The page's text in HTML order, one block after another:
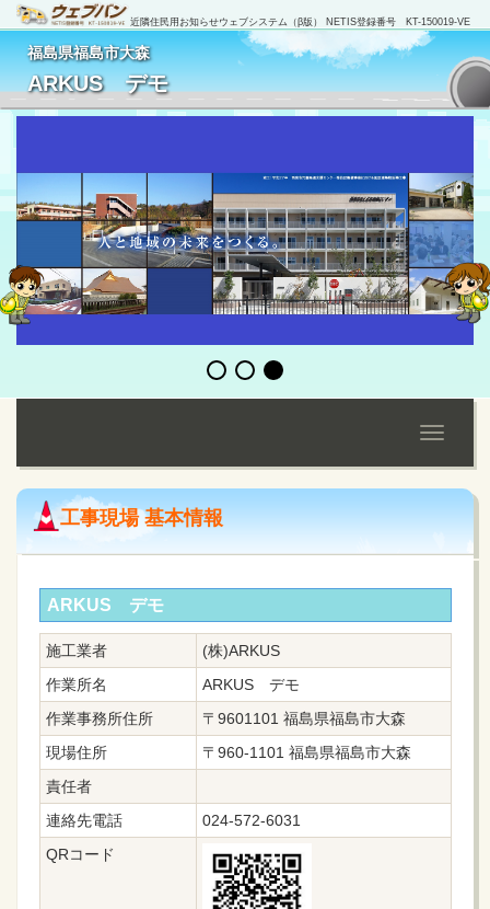
近隣住民用お知らせウェブシステム（β版） NETIS登録番号 KT-150019-VE
[管理者ログイン
福島県福島市大森
ARKUS デモ
Toggle
工事現場 基本情報
ARKUS デモ
施工業者
(株)ARKUS
作業所名
ARKUS デモ
作業事務所住所
〒9601101 福島県福島市大森
現場住所
〒960-1101 福島県福島市大森
責任者
連絡先電話
024-572-6031
QRコード